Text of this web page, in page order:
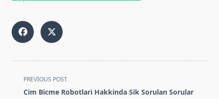
<span
class="nav-
PREVIOUS POST
Cim Bicme Robotlari Hakkinda Sik Sorulan Sorular